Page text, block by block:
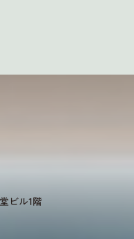
ビル1階